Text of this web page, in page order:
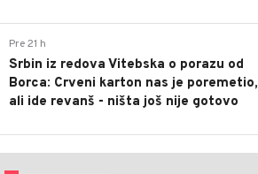
Pre 21 h
Srbin iz redova Vitebska o porazu od
Borca: Crveni karton nas je poremetio,
ali ide revanš - ništa još nije gotovo